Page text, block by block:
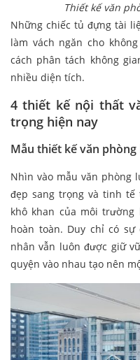
Thiết kế văn
Những chiếc tủ đựng tài
làm vách ngăn cho
cách phân tách không
nhiều diện tích.
4 thiết kế nội thất
trọng hiện nay
Mẫu thiết kế văn phòng
Nhìn vào mẫu văn phòng
đẹp sang trọng và tinh
khô khan của môi
hoàn toàn. Duy chỉ có
nhân vẫn luôn được giữ
quyện vào nhau tạo nên